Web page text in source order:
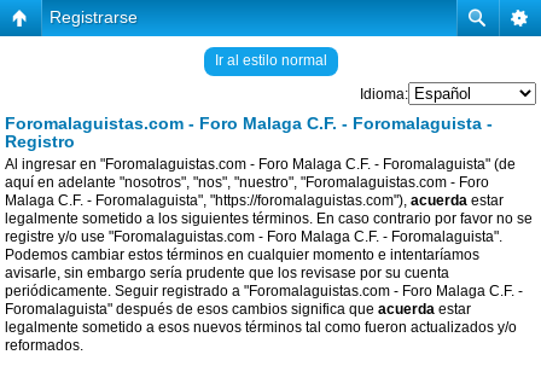
Registrarse
Ir al estilo normal
Idioma:
Foromalaguistas.com - Foro Malaga C.F. - Foromalaguista -
Registro
Al ingresar en "Foromalaguistas.com - Foro Malaga C.F. - Foromalaguista" (de
aquí en adelante "nosotros", "nos", "nuestro", "Foromalaguistas.com - Foro
Malaga C.F. - Foromalaguista", "https://foromalaguistas.com"), acuerda estar
legalmente sometido a los siguientes términos. En caso contrario por favor no se
registre y/o use "Foromalaguistas.com - Foro Malaga C.F. - Foromalaguista".
Podemos cambiar estos términos en cualquier momento e intentaríamos
avisarle, sin embargo sería prudente que los revisase por su cuenta
periódicamente. Seguir registrado a "Foromalaguistas.com - Foro Malaga C.F. -
Foromalaguista" después de esos cambios significa que acuerda estar
legalmente sometido a esos nuevos términos tal como fueron actualizados y/o
reformados.